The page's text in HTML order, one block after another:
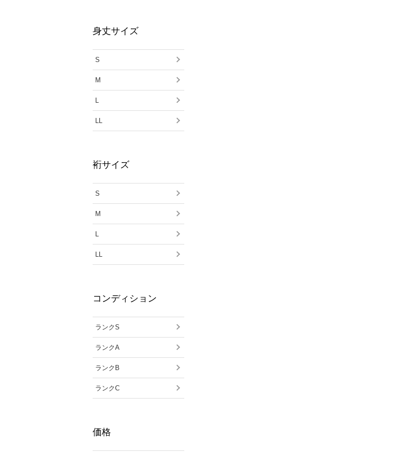
身丈サイズ
S
M
L
LL
裄サイズ
S
M
L
LL
コンディション
ランクS
ランクA
ランクB
ランクC
価格